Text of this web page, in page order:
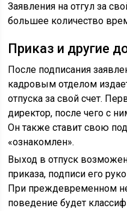
Заявления на отгул за
большее количество
Приказ и другие
После подписания
кадровым отделом
отпуска за свой счет.
директор, после чего с
Он также ставит свою
«ознакомлен».
Выход в отпуск
приказа, подписи его
При преждевременном
поведение будет